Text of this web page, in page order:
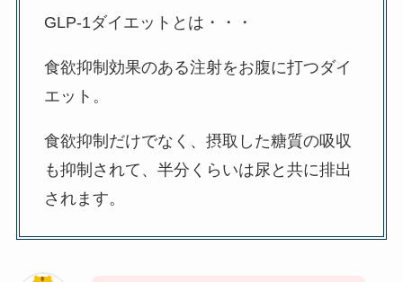
GLP-1ダイエットとは・・・
食欲抑制効果のある注射をお腹に打つダイ
エット。
食欲抑制だけでなく、摂取した糖質の吸収
も抑制されて、半分くらいは尿と共に排出
されます。